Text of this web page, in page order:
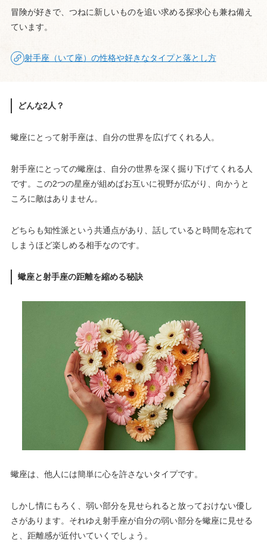
冒険が好きで、つねに新しいものを追い求める探求心も兼ね備え
ています。
射手座（いて座）の性格や好きなタイプと落とし方
どんな2人？
蠍座にとって射手座は、自分の世界を広げてくれる人。
射手座にとっての蠍座は、自分の世界を深く掘り下げてくれる人
です。この2つの星座が組めばお互いに視野が広がり、向かうと
ころに敵はありません。
どちらも知性派という共通点があり、話していると時間を忘れて
しまうほど楽しめる相手なのです。
蠍座と射手座の距離を縮める秘訣
蠍座は、他人には簡単に心を許さないタイプです。
しかし情にもろく、弱い部分を見せられると放っておけない優し
さがあります。それゆえ射手座が自分の弱い部分を蠍座に見せる
と、距離感が近付いていくでしょう。